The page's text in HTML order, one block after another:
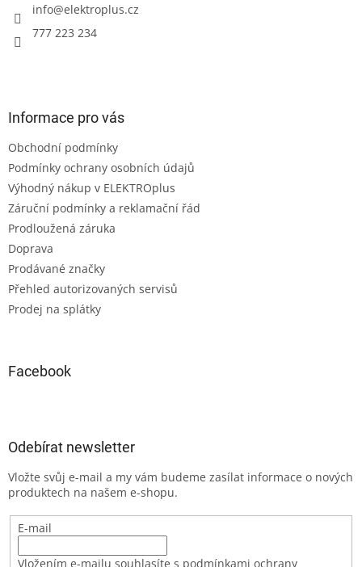
info@elektroplus.cz
777 223 234
Informace pro vás
Obchodní podmínky
Podmínky ochrany osobních údajů
Výhodný nákup v ELEKTROplus
Záruční podmínky a reklamační řád
Prodloužená záruka
Doprava
Prodávané značky
Přehled autorizovaných servisů
Prodej na splátky
Facebook
Odebírat newsletter
Vložte svůj e-mail a my vám budeme zasílat informace o nových
produktech na našem e-shopu.
E-mail
Vložením e-mailu souhlasíte s podmínkami ochrany